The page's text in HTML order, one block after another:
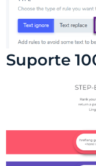
Suporte